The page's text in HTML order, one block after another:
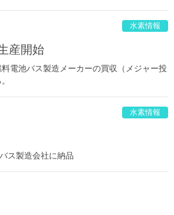
水素情報
産開始
電池バス製造メーカーの買収（メジャー投
水素情報
ス製造会社に納品